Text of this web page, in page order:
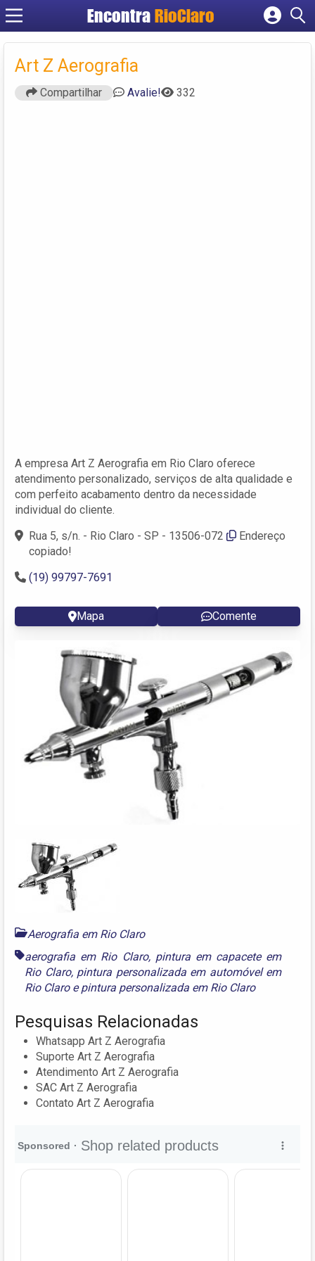
Encontra RioClaro
Cadastrar empresa
Art Z Aerografia
Compartilhar Avalie! 332
A empresa Art Z Aerografia em Rio Claro oferece
atendimento personalizado, serviços de alta qualidade e
com perfeito acabamento dentro da necessidade
individual do cliente.
Rua 5, s/n. - Rio Claro - SP - 13506-072
Endereço
copiado!
(19) 99797-7691
Mapa Comente
Aerografia em Rio Claro
aerografia em Rio Claro, pintura em capacete em
Rio Claro, pintura personalizada em automóvel em
Rio Claroepintura personalizada em Rio Claro
Pesquisas Relacionadas
Whatsapp Art Z Aerografia
Suporte Art Z Aerografia
Atendimento Art Z Aerografia
SAC Art Z Aerografia
Contato Art Z Aerografia